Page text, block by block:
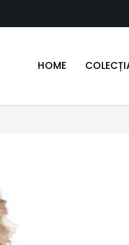
HOME